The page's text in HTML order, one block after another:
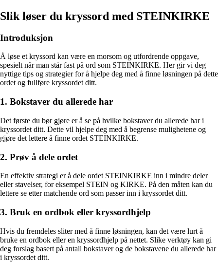
Slik løser du kryssord med STEINKIRKE
Introduksjon
Å løse et kryssord kan være en morsom og utfordrende oppgave,
spesielt når man står fast på ord som STEINKIRKE. Her gir vi deg
nyttige tips og strategier for å hjelpe deg med å finne løsningen på dette
ordet og fullføre kryssordet ditt.
1. Bokstaver du allerede har
Det første du bør gjøre er å se på hvilke bokstaver du allerede har i
kryssordet ditt. Dette vil hjelpe deg med å begrense mulighetene og
gjøre det lettere å finne ordet STEINKIRKE.
2. Prøv å dele ordet
En effektiv strategi er å dele ordet STEINKIRKE inn i mindre deler
eller stavelser, for eksempel STEIN og KIRKE. På den måten kan du
lettere se etter matchende ord som passer inn i kryssordet ditt.
3. Bruk en ordbok eller kryssordhjelp
Hvis du fremdeles sliter med å finne løsningen, kan det være lurt å
bruke en ordbok eller en kryssordhjelp på nettet. Slike verktøy kan gi
deg forslag basert på antall bokstaver og de bokstavene du allerede har
i kryssordet ditt.